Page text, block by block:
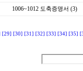
1006~1012 도축증명서 (3)
[29] [30] [31] [32] [33] [34] [35]